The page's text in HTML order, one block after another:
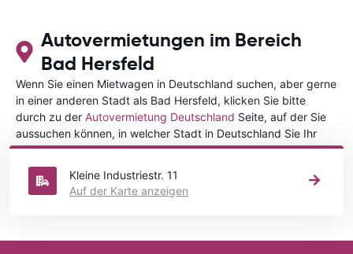
Autovermietungen im Bereich
Bad Hersfeld
Wenn Sie einen Mietwagen in Deutschland suchen, aber gerne
in einer anderen Stadt als Bad Hersfeld, klicken Sie bitte
durch zu der Autovermietung Deutschland Seite, auf der Sie
aussuchen können, in welcher Stadt in Deutschland Sie Ihr
Fahrzeug mieten wollen.
Kleine Industriestr. 11
Auf der Karte anzeigen